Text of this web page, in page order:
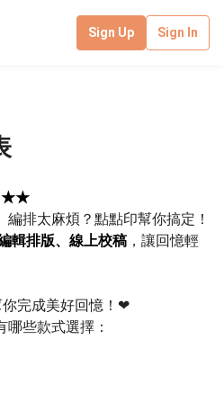
Sign Up Sign In
★★
排太麻煩？點點印幫你搞定！
輯排版、線上校稿 ，讓回憶輕
完成美好回憶！❤︎
些款式選擇：